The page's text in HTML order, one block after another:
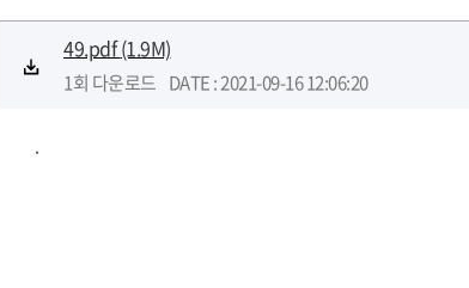
49.pdf(1.9M)
1회 다운로드 DATE : 2021-09-16 12:06:20
.